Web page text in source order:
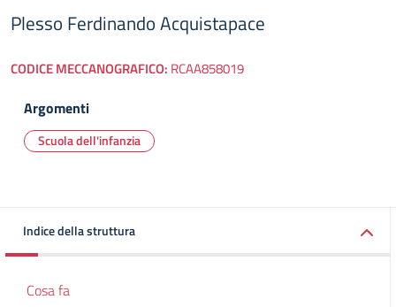
Plesso Ferdinando Acquistapace
CODICE MECCANOGRAFICO: RCAA858019
Argomenti
Scuola dell'infanzia
Indice della struttura
Cosa fa